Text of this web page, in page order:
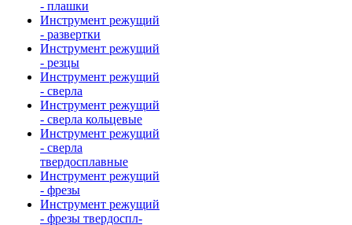
- плашки
Инструмент режущий
- развертки
Инструмент режущий
- резцы
Инструмент режущий
- сверла
Инструмент режущий
- сверла кольцевые
Инструмент режущий
- сверла
твердосплавные
Инструмент режущий
- фрезы
Инструмент режущий
- фрезы твердоспл-